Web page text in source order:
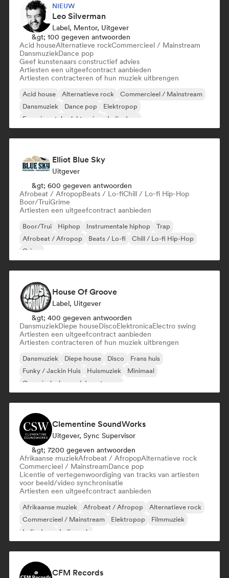
NIEUW
Leo Silverman
Label, Mentor, Uitgever
&gt; 100 gegeven antwoorden
Acid houseAlternatieve rockCommercieel / Mainstream
DansmuziekDance pop
Geef kunstenaars constructief advies
Artiesten een uitgeefcontract aanbieden
Artiesten contracteren of hun muziek uitbrengen
Acid house Alternatieve rock
Commercieel / Mainstream
Dansmuziek
Dance pop
Elektropop
Experimentele elektronica
Indie dans
Elliot Blue Sky
Uitgever
&gt; 600 gegeven antwoorden
Afrobeat / AfropopBeats / Lo-fiChill / Lo-fi Hip-Hop
Boor/TruiGrime
Artiesten een uitgeefcontract aanbieden
Boor/Trui Hiphop Instrumentale hiphop
Trap
Afrobeat / Afropop
Beats / Lo-fi
Chill / Lo-fi Hip-Hop
Grime
House Of Groove
Label, Uitgever
&gt; 400 gegeven antwoorden
DansmuziekDiepe houseDiscoElektronicaElectro swing
Artiesten een uitgeefcontract aanbieden
Artiesten contracteren of hun muziek uitbrengen
Dansmuziek Diepe house Disco
Frans huis
Funky / Jackin Huis
Huismuziek
Minimaal
Organische house / downtempo
Clementine SoundWorks
Uitgever, Sync Supervisor
&gt; 7200 gegeven antwoorden
Afrikaanse muziekAfrobeat / AfropopAlternatieve rock
Commercieel / MainstreamDance pop
Licentie of vertegenwoordiging van tracks van artiesten
voor beeld/video synchronisatie
Artiesten een uitgeefcontract aanbieden
Afrikaanse muziek Afrobeat / Afropop
Alternatieve rock
Commercieel / Mainstream
Elektropop
Filmmuziek
Indie dans
Indie rock
CFM Records